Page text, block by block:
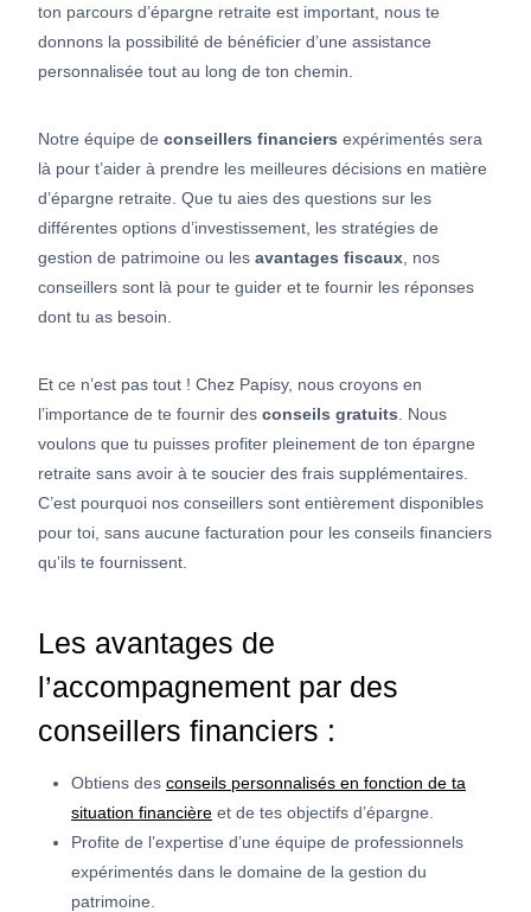
ton parcours d’épargne retraite est important, nous te
donnons la possibilité de bénéficier d’une assistance
personnalisée tout au long de ton chemin.
Notre équipe de conseillers financiers expérimentés sera
là pour t’aider à prendre les meilleures décisions en matière
d’épargne retraite. Que tu aies des questions sur les
différentes options d’investissement, les stratégies de
gestion de patrimoine ou les avantages fiscaux , nos
conseillers sont là pour te guider et te fournir les réponses
dont tu as besoin.
Et ce n’est pas tout ! Chez Papisy, nous croyons en
l’importance de te fournir des conseils gratuits . Nous
voulons que tu puisses profiter pleinement de ton épargne
retraite sans avoir à te soucier des frais supplémentaires.
C’est pourquoi nos conseillers sont entièrement disponibles
pour toi, sans aucune facturation pour les conseils financiers
qu’ils te fournissent.
Les avantages de
l’accompagnement par des
conseillers financiers :
Obtiens des conseils personnalisés en fonction de ta
situation financière et de tes objectifs d’épargne.
Profite de l’expertise d’une équipe de professionnels
expérimentés dans le domaine de la gestion du
patrimoine.